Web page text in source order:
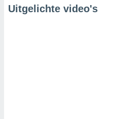
Uitgelichte video's